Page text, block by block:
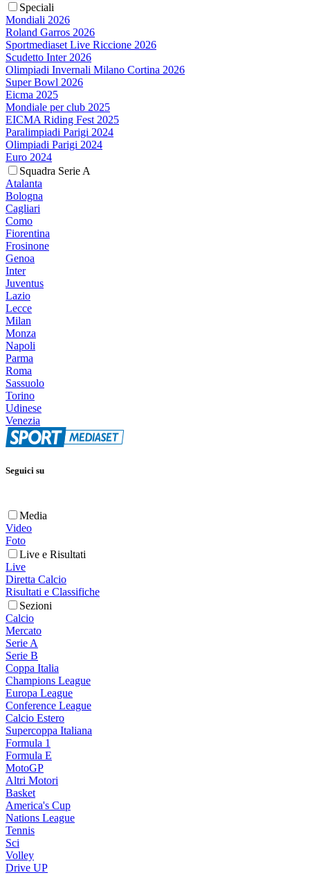
Speciali
Mondiali 2026
Roland Garros 2026
Sportmediaset Live Riccione 2026
Scudetto Inter 2026
Olimpiadi Invernali Milano Cortina 2026
Super Bowl 2026
Eicma 2025
Mondiale per club 2025
EICMA Riding Fest 2025
Paralimpiadi Parigi 2024
Olimpiadi Parigi 2024
Euro 2024
Squadra Serie A
Atalanta
Bologna
Cagliari
Como
Fiorentina
Frosinone
Genoa
Inter
Juventus
Lazio
Lecce
Milan
Monza
Napoli
Parma
Roma
Sassuolo
Torino
Udinese
Venezia
Seguici su
Media
Video
Foto
Live e Risultati
Live
Diretta Calcio
Risultati e Classifiche
Sezioni
Calcio
Mercato
Serie A
Serie B
Coppa Italia
Champions League
Europa League
Conference League
Calcio Estero
Supercoppa Italiana
Formula 1
Formula E
MotoGP
Altri Motori
Basket
America's Cup
Nations League
Tennis
Sci
Volley
Drive UP